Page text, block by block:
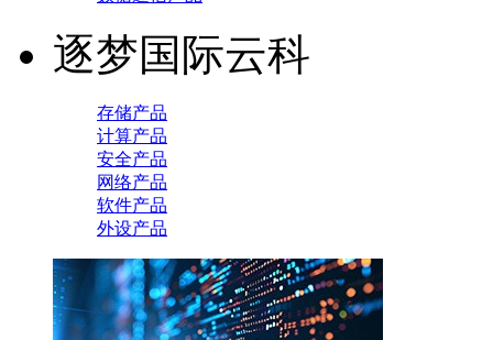
逐梦国际云科
存储产品
计算产品
安全产品
网络产品
软件产品
外设产品